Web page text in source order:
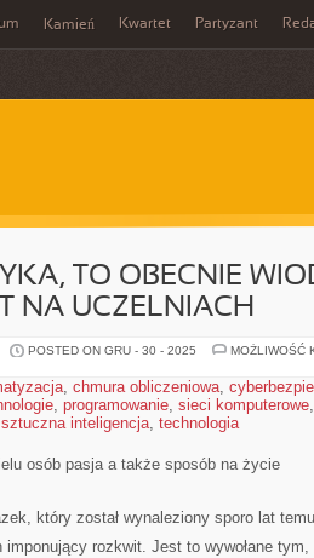
Kamień Kwartet Partyzant
TO OBECNIE
NA UCZELNIACH
POSTED ON GRU - 30 - 2025
MOŻLIWOŚĆ
, chmura obliczeniowa,
, programowanie, sieci komputerowe
sztuczna inteligencja, technologia
osób pasja a także sposób na życie
który został wynaleziony sporo lat
rozkwit. Jest to wywołane